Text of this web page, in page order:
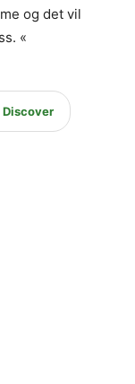
og det vil
«
Discover